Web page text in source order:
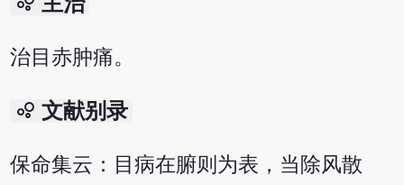
治目赤肿痛。
bubble_chart 文献别录
保命集云：目病在腑则为表，当除风散